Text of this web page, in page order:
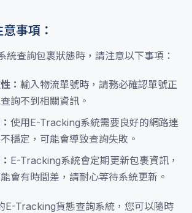
事項：
查詢包裹狀態時，請注意以下事項：
： 輸入物流單號時，請務必確認單號正
詢不到相關資訊。
使用E-Tracking系統需要良好的網路連
穩定，可能會導致查詢失敗。
E-Tracking系統會定期更新包裹資訊，
會有時間差，請耐心等待系統更新。
E-Tracking貨態查詢系統，您可以隨時